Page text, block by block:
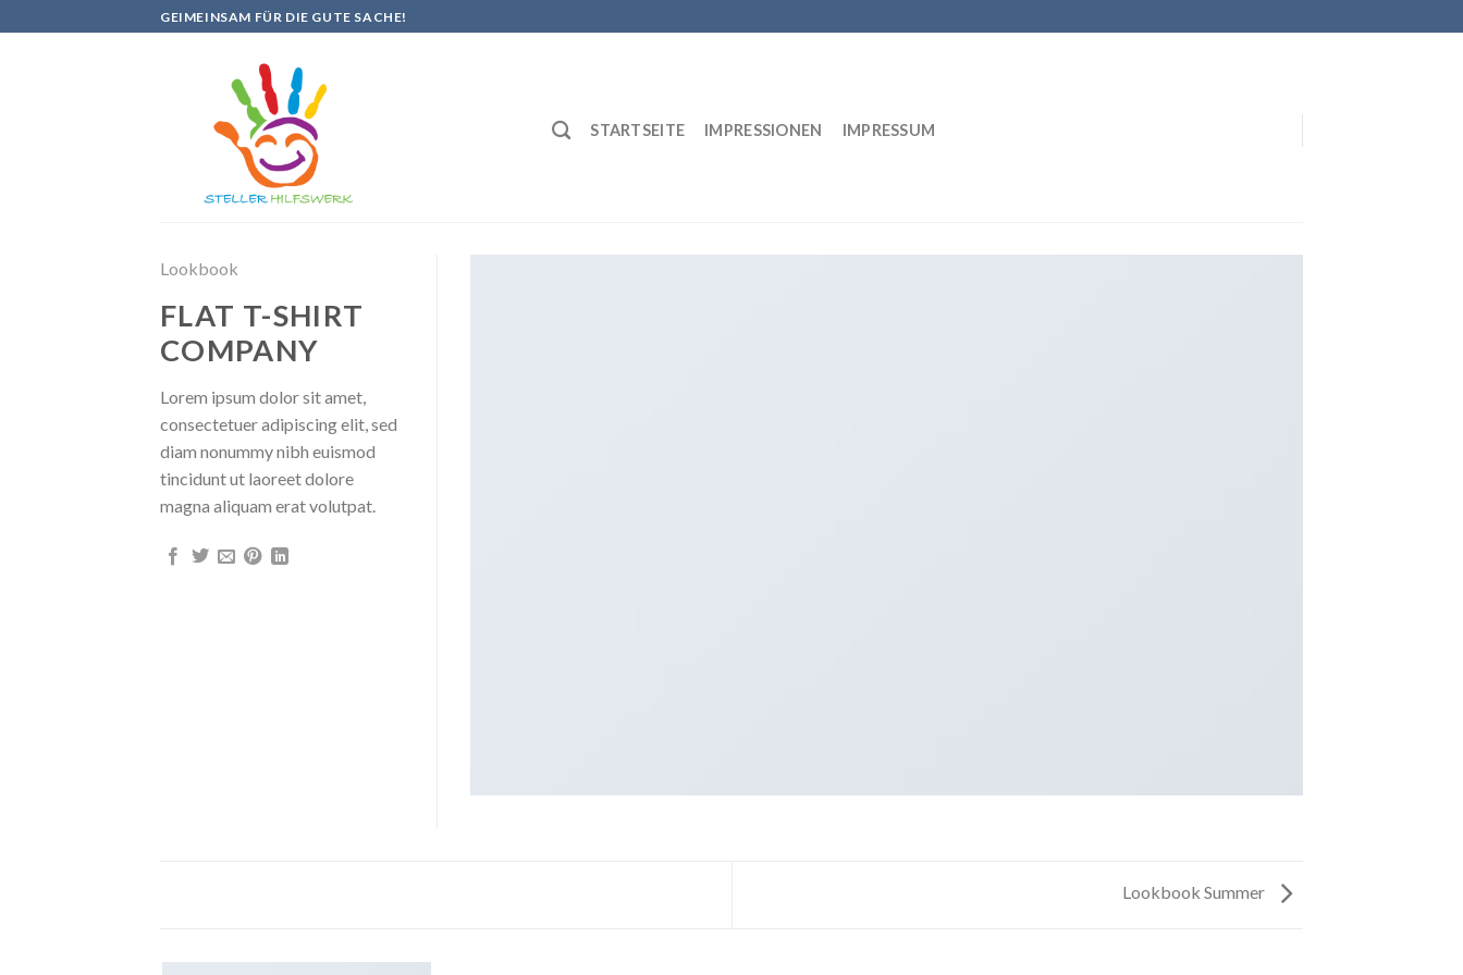
to
GEIMEINSAM FÜR DIE GUTE SACHE!
STARTSEITE IMPRESSIONEN IMPRESSUM
Lookbook
FLAT T-SHIRT
COMPANY
Lorem ipsum dolor sit amet,
consectetuer adipiscing elit, sed
diam nonummy nibh euismod
tincidunt ut laoreet dolore
magna aliquam erat volutpat.
Lookbook Summer